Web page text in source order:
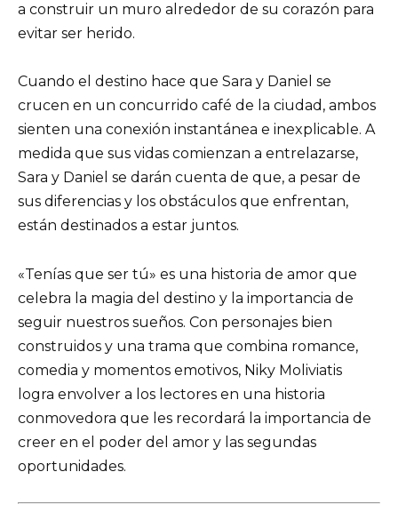
a construir un muro alrededor de su corazón para
evitar ser herido.
Cuando el destino hace que Sara y Daniel se
crucen en un concurrido café de la ciudad, ambos
sienten una conexión instantánea e inexplicable. A
medida que sus vidas comienzan a entrelazarse,
Sara y Daniel se darán cuenta de que, a pesar de
sus diferencias y los obstáculos que enfrentan,
están destinados a estar juntos.
«Tenías que ser tú» es una historia de amor que
celebra la magia del destino y la importancia de
seguir nuestros sueños. Con personajes bien
construidos y una trama que combina romance,
comedia y momentos emotivos, Niky Moliviatis
logra envolver a los lectores en una historia
conmovedora que les recordará la importancia de
creer en el poder del amor y las segundas
oportunidades.